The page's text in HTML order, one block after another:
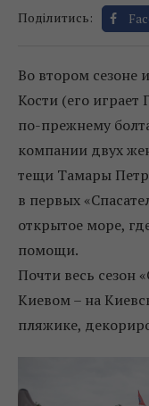
Поділитись:
Во втором сезоне
Кости (его
по-прежнему
компании двух
тещи Тамары
в первых
открытое море,
помощи.
Почти весь сезон
Киевом – на
пляжике,